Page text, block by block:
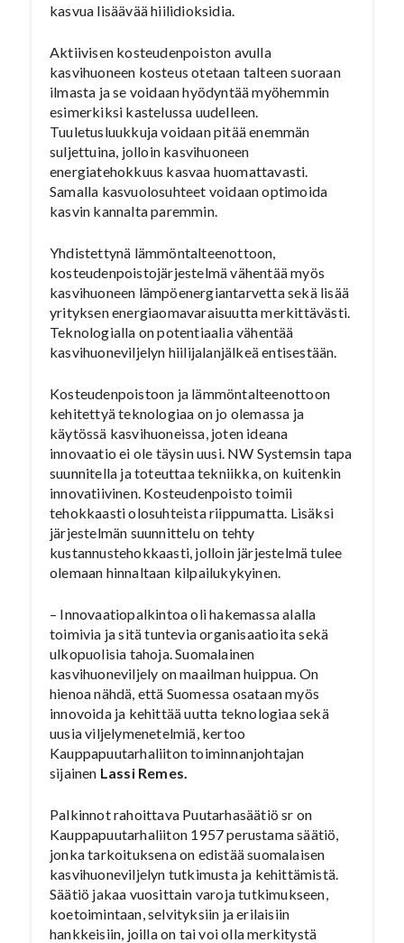
kasvua lisäävää hiilidioksidia.
Aktiivisen kosteudenpoiston avulla
kasvihuoneen kosteus otetaan talteen suoraan
ilmasta ja se voidaan hyödyntää myöhemmin
esimerkiksi kastelussa uudelleen.
Tuuletusluukkuja voidaan pitää enemmän
suljettuina, jolloin kasvihuoneen
energiatehokkuus kasvaa huomattavasti.
Samalla kasvuolosuhteet voidaan optimoida
kasvin kannalta paremmin.
Yhdistettynä lämmöntalteenottoon,
kosteudenpoistojärjestelmä vähentää myös
kasvihuoneen lämpöenergiantarvetta sekä lisää
yrityksen energiaomavaraisuutta merkittävästi.
Teknologialla on potentiaalia vähentää
kasvihuoneviljelyn hiilijalanjälkeä entisestään.
Kosteudenpoistoon ja lämmöntalteenottoon
kehitettyä teknologiaa on jo olemassa ja
käytössä kasvihuoneissa, joten ideana
innovaatio ei ole täysin uusi. NW Systemsin tapa
suunnitella ja toteuttaa tekniikka, on kuitenkin
innovatiivinen. Kosteudenpoisto toimii
tehokkaasti olosuhteista riippumatta. Lisäksi
järjestelmän suunnittelu on tehty
kustannustehokkaasti, jolloin järjestelmä tulee
olemaan hinnaltaan kilpailukykyinen.
– Innovaatiopalkintoa oli hakemassa alalla
toimivia ja sitä tuntevia organisaatioita sekä
ulkopuolisia tahoja. Suomalainen
kasvihuoneviljely on maailman huippua. On
hienoa nähdä, että Suomessa osataan myös
innovoida ja kehittää uutta teknologiaa sekä
uusia viljelymenetelmiä, kertoo
Kauppapuutarhaliiton toiminnanjohtajan
sijainen Lassi Remes.
Palkinnot rahoittava Puutarhasäätiö sr on
Kauppapuutarhaliiton 1957 perustama säätiö,
jonka tarkoituksena on edistää suomalaisen
kasvihuoneviljelyn tutkimusta ja kehittämistä.
Säätiö jakaa vuosittain varoja tutkimukseen,
koetoimintaan, selvityksiin ja erilaisiin
hankkeisiin, joilla on tai voi olla merkitystä